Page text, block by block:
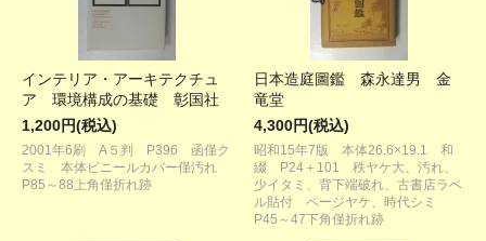
インテリア・アーキテクチュ
ア 環境構成の基礎 彰国社
1,200円(税込)
2001年6刷 A５判 P396 函僅ク
スミ 本体ビニールカバー僅汚れ
P85～88上角僅折れ跡
日本造庭圖鑑 森永達男 金
竜堂
4,300円(税込)
昭和15年7版 本体26.6×19.1 和
綴 P24＋101 秩ヤケ大、汚れ、
少イタミ、背下端破れ、古書店ラベ
ル貼付 ページヤケ、時代シミ
P45～47下角僅折れ跡